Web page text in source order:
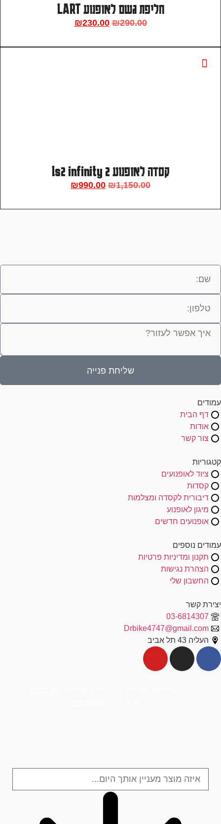
חליפת גשם לאופנוע LART
₪290.00
₪230.00
קסדה לאופנוע ls2 infinity 2
₪1,150.00
₪990.00
שליחת פנייה
עמודים
דף הבית
אודות
צור קשר
קטגוריות
ציוד לאופנועים
קסדות
דיבורית לקסדה ומצלמות
מיגון לאופנוע
אופנועים חדשים
עמודים נוספים
תקנון ומדיניות פרטיות
הצהרת נגישות
החשבון שלי
יצירת קשר
03-6814307
Drbike4747@gmail.com
העליה 43 תל אביב